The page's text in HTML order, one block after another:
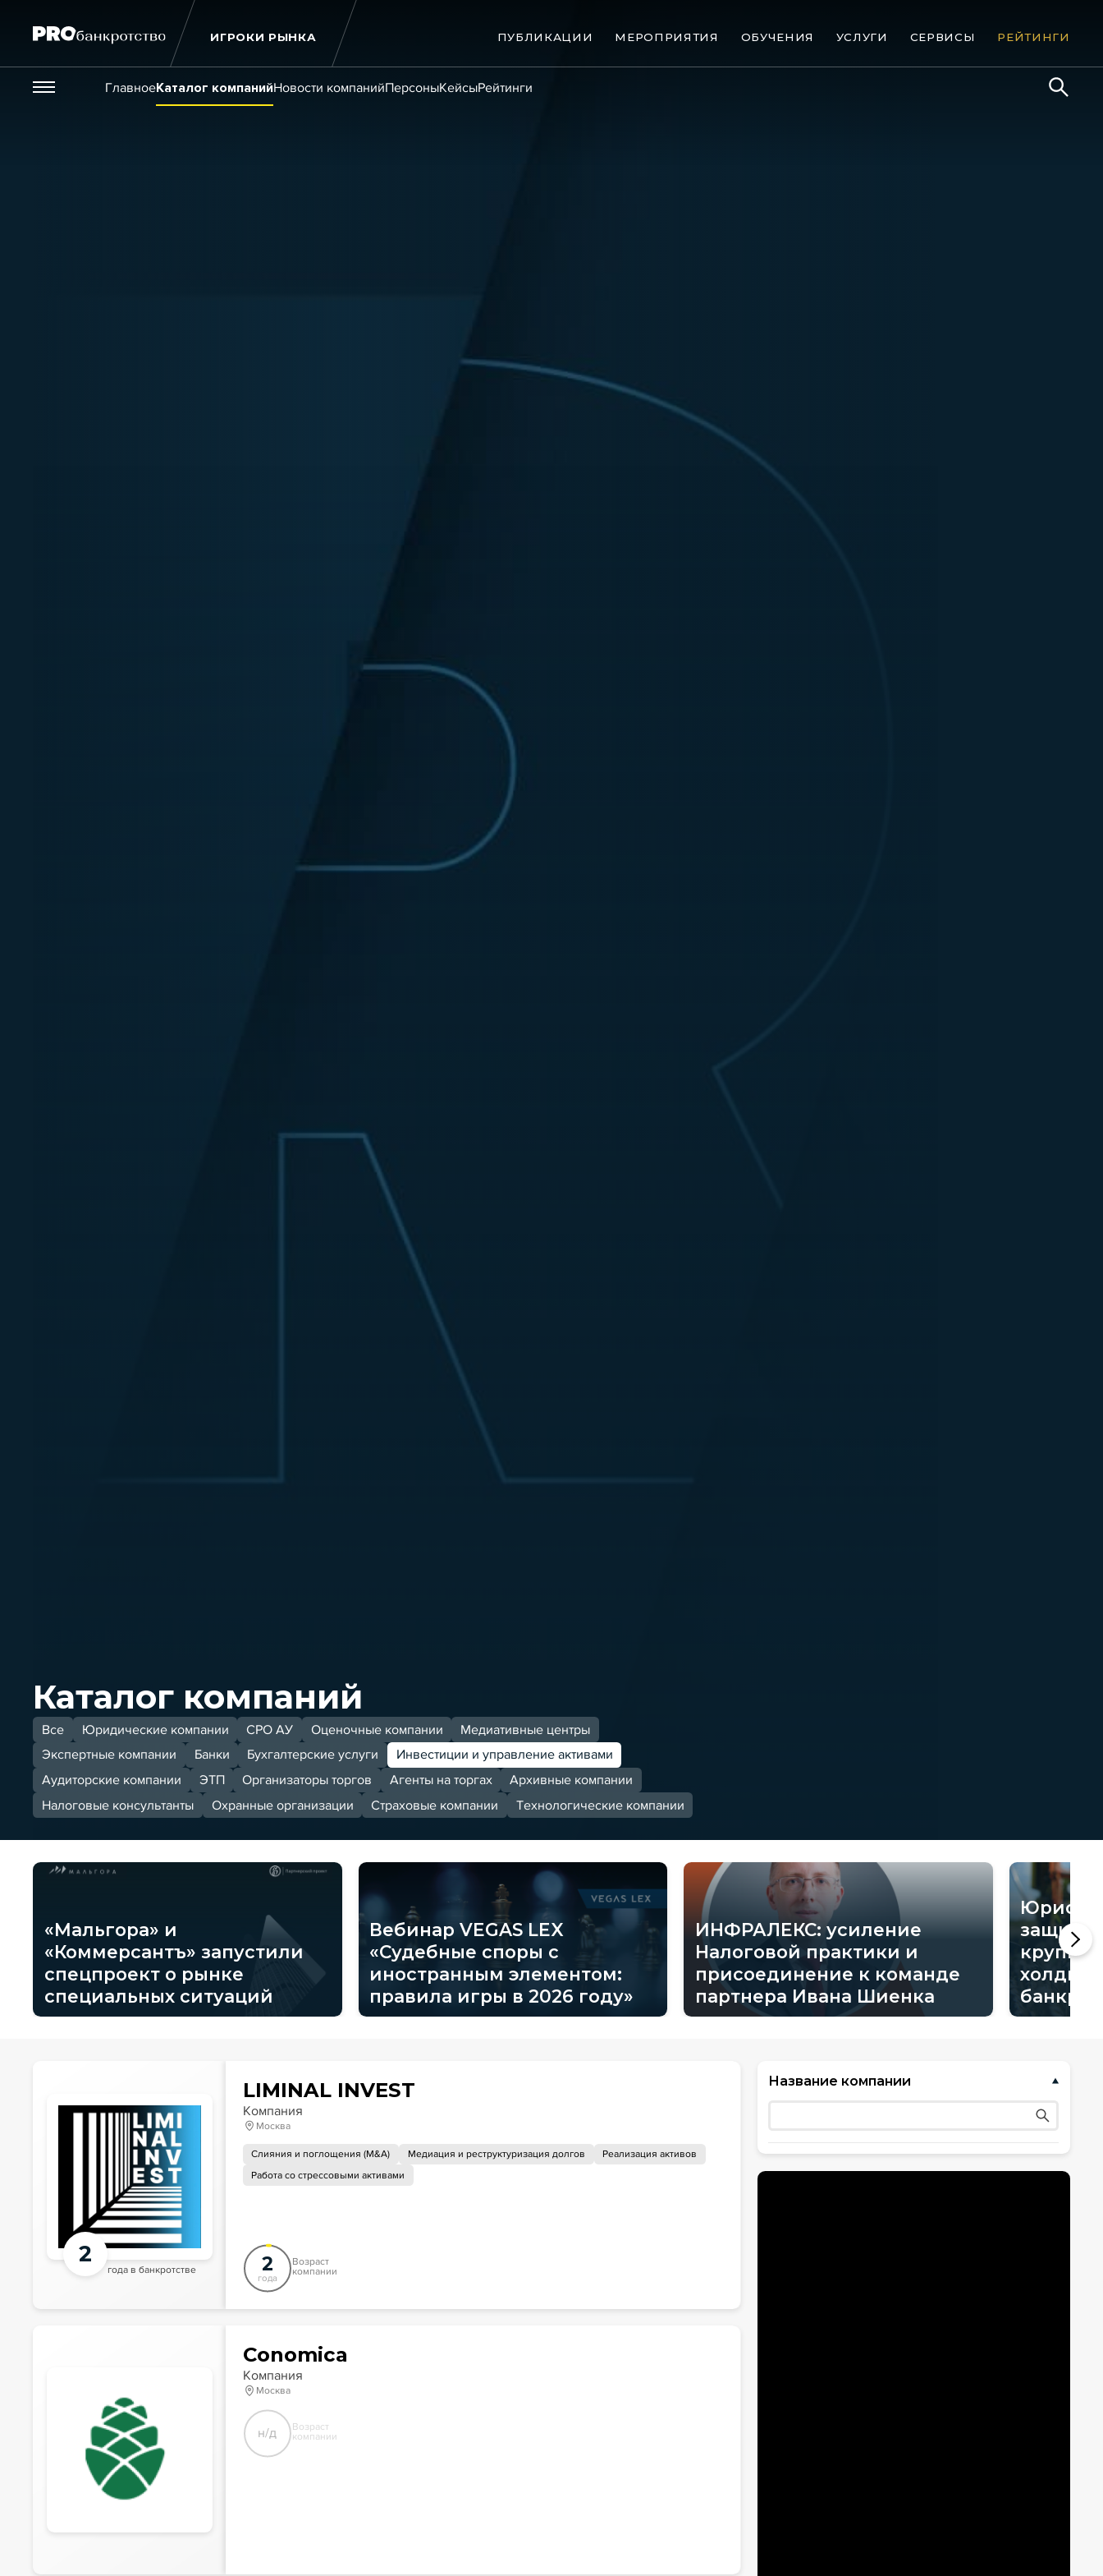
ИГРОКИ РЫНКА ПУБЛИКАЦИИ МЕРОПРИЯТИЯ ОБУЧЕНИЯ УСЛУГИ СЕРВИСЫ РЕЙТИНГИ
Везде
ГлавноеКаталог компанийНовости компанийПерсоныКейсыРейтинги
Каталог компаний
Все Юридические компании СРО АУ Оценочные компании
Медиативные центры
Экспертные компании
Банки Бухгалтерские услуги
Инвестиции и управление активами
Аудиторские компании
ЭТП Организаторы торгов Агенты на торгах
Архивные компании
Налоговые консультанты
Охранные организации Страховые компании Технологические компании
«Мальгора» и
«Коммерсантъ» запустили
спецпроект о рынке
специальных ситуаций
Вебинар VEGAS LEX
«Судебные споры с
иностранным элементом:
правила игры в 2026 году»
ИНФРАЛЕКС: усиление
Налоговой практики и
присоединение к команде
партнера Ивана Шиенка
Юристы
2
года в банкротстве
LIMINAL INVEST
Компания
Москва
Слияния и поглощения (M&A) Медиация и реструктуризация долгов
Реализация активов
Работа со стрессовыми активами
2
года
Возраст
компании
Conomica
Компания
Москва
н/д
Возраст
компании
Название компании